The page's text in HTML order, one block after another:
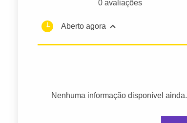
0 avaliações
Aberto agora
Nenhuma informação disponível ainda.